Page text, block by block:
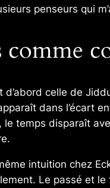
penseurs qui
comme
d’abord celle de
dans l’écart
temps disparaît
intuition chez
Le passé et